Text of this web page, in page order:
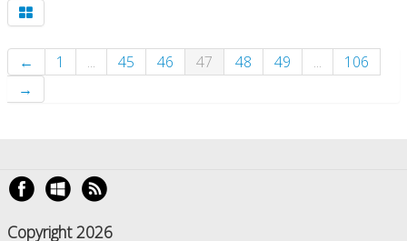
← 1 ... 45 46 47 48 49 ...
106
→
Copyright 2026